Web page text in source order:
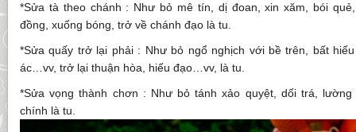
*Sửa tà theo chánh : Như bỏ mê tín, dị đoan, xin xăm, bói
đồng, xuống bóng, trở về chánh đạo là tu.
*Sửa quấy trở lại phải : Như bỏ ngổ nghịch với bề trên, bất
ác…vv, trở lại thuận hòa, hiếu đạo…vv, là tu.
*Sửa vọng thành chơn : Như bỏ tánh xảo quyệt, dối trá,
chính là tu.